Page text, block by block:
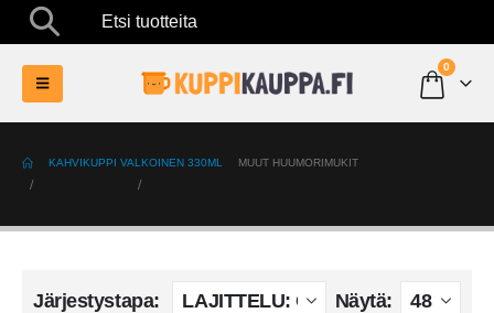
Etsi tuotteita
0
KAHVIKUPPI VALKOINEN 330ML MUUT HUUMORIMUKIT
Järjestystapa: Näytä: